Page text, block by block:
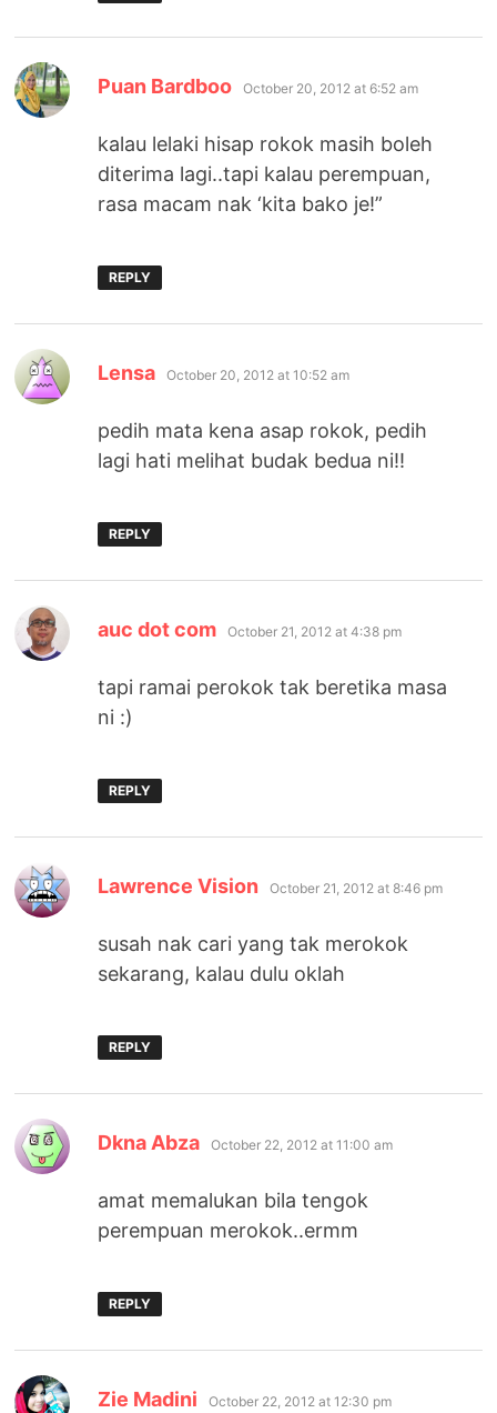
Puan Bardboo says:
October 20, 2012 at 6:52 am
kalau lelaki hisap rokok masih boleh
diterima lagi..tapi kalau perempuan,
rasa macam nak ‘kita bako je!”
REPLY
Lensa says:
October 20, 2012 at 10:52 am
pedih mata kena asap rokok, pedih
lagi hati melihat budak bedua ni!!
REPLY
auc dot com says:
October 21, 2012 at 4:38 pm
tapi ramai perokok tak beretika masa
ni :)
REPLY
Lawrence Vision says:
October 21, 2012 at 8:46 pm
susah nak cari yang tak merokok
sekarang, kalau dulu oklah
REPLY
Dkna Abza says:
October 22, 2012 at 11:00 am
amat memalukan bila tengok
perempuan merokok..ermm
REPLY
Zie Madini says:
October 22, 2012 at 12:30 pm